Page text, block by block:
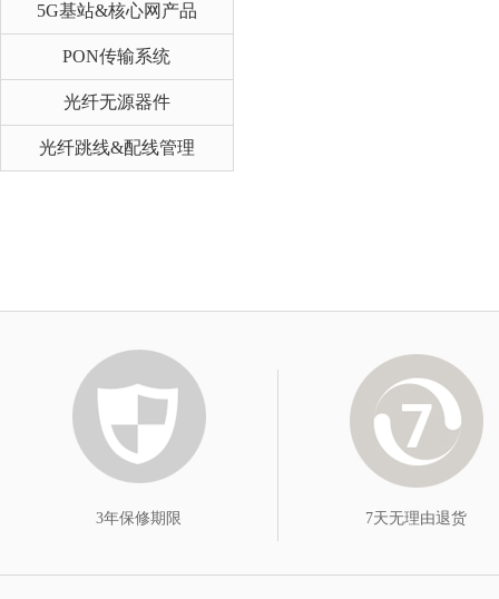
5G基站&核心网产品
PON传输系统
光纤无源器件
光纤跳线&配线管理
3年保修期限 7天无理由退货